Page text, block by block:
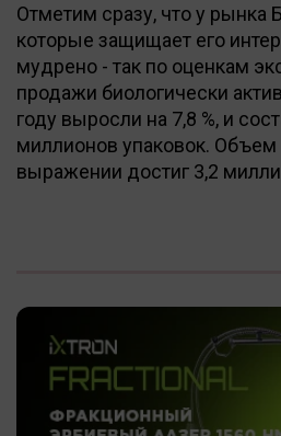
Отметим сразу, что у
которые защищает его
мудрено - так по оценкам
продажи биологически
году выросли на 7,8 %, и
миллионов упаковок.
выражении достиг 3,2